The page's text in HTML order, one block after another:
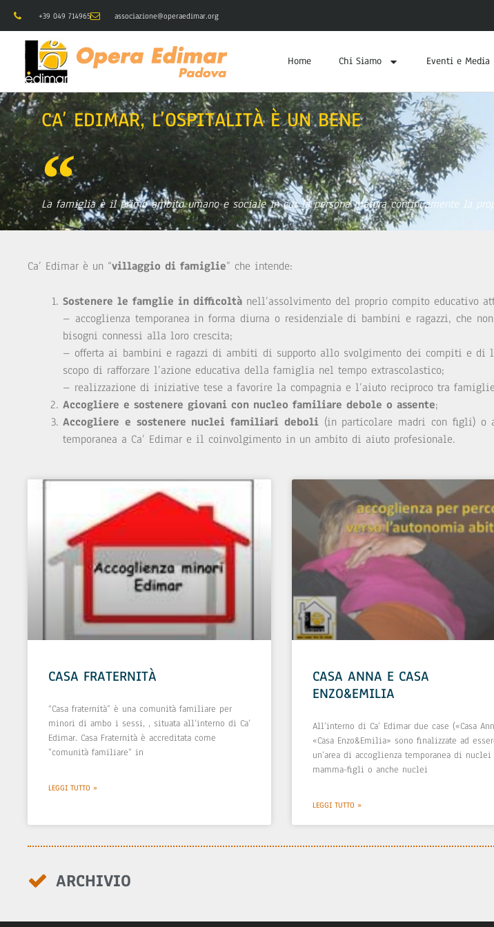
+39 049 714965 associazione@operaedimar.org
Home Chi Siamo Eventi e Media
CA’ EDIMAR, L’OSPITALITÀ È UN BENE
La famiglia è il primo ambito umano e sociale in cui la persona matura continuamente la
Ca’ Edimar è un “villaggio di famiglie” che intende:
Sostenere le famglie in difficoltà nell’assolvimento del proprio compito educativo
– accoglienza temporanea in forma diurna o residenziale di bambini e ragazzi, che
bisogni connessi alla loro crescita;
– offerta ai bambini e ragazzi di ambiti di supporto allo svolgimento dei compiti e
scopo di rafforzare l’azione educativa della famiglia nel tempo extrascolastico;
– realizzazione di iniziative tese a favorire la compagnia e l’aiuto reciproco tra
Accogliere e sostenere giovani con nucleo familiare debole o assente;
Accogliere e sostenere nuclei familiari deboli(in particolare madri con figli) o
temporanea a Ca’ Edimar e il coinvolgimento in un ambito di aiuto profesionale.
CASA FRATERNITÀ
“Casa fraternità” è una comunità familiare per
minori di ambo i sessi, , situata all’interno di Ca’
Edimar. Casa Fraternità è accreditata come
”comunità familiare” in
LEGGI TUTTO »
CASA ANNA E CASA
ENZO&EMILIA
All’interno di Ca’ Edimar due case («Casa
«Casa Enzo&Emilia» sono finalizzate ad
un’area di accoglienza temporanea di nuclei
mamma-figli o anche nuclei
LEGGI TUTTO »
ARCHIVIO